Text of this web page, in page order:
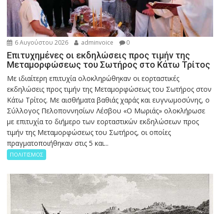
6 Αυγούστου 2026 adminvoice 0
Επιτυχημένες οι εκδηλώσεις προς τιμήν της
Μεταμορφώσεως του Σωτήρος στο Κάτω Τρίτος
Με ιδιαίτερη επιτυχία ολοκληρώθηκαν οι εορταστικές
εκδηλώσεις προς τιμήν της Μεταμορφώσεως του Σωτήρος στον
Κάτω Τρίτος. Με αισθήματα βαθιάς χαράς και ευγνωμοσύνης, ο
Σύλλογος Πελοποννησίων Λέσβου «Ο Μωριάς» ολοκλήρωσε
με επιτυχία το διήμερο των εορταστικών εκδηλώσεων προς
τιμήν της Μεταμορφώσεως του Σωτήρος, οι οποίες
πραγματοποιήθηκαν στις 5 και...
ΠΟΛΙΤΙΣΜΟΣ